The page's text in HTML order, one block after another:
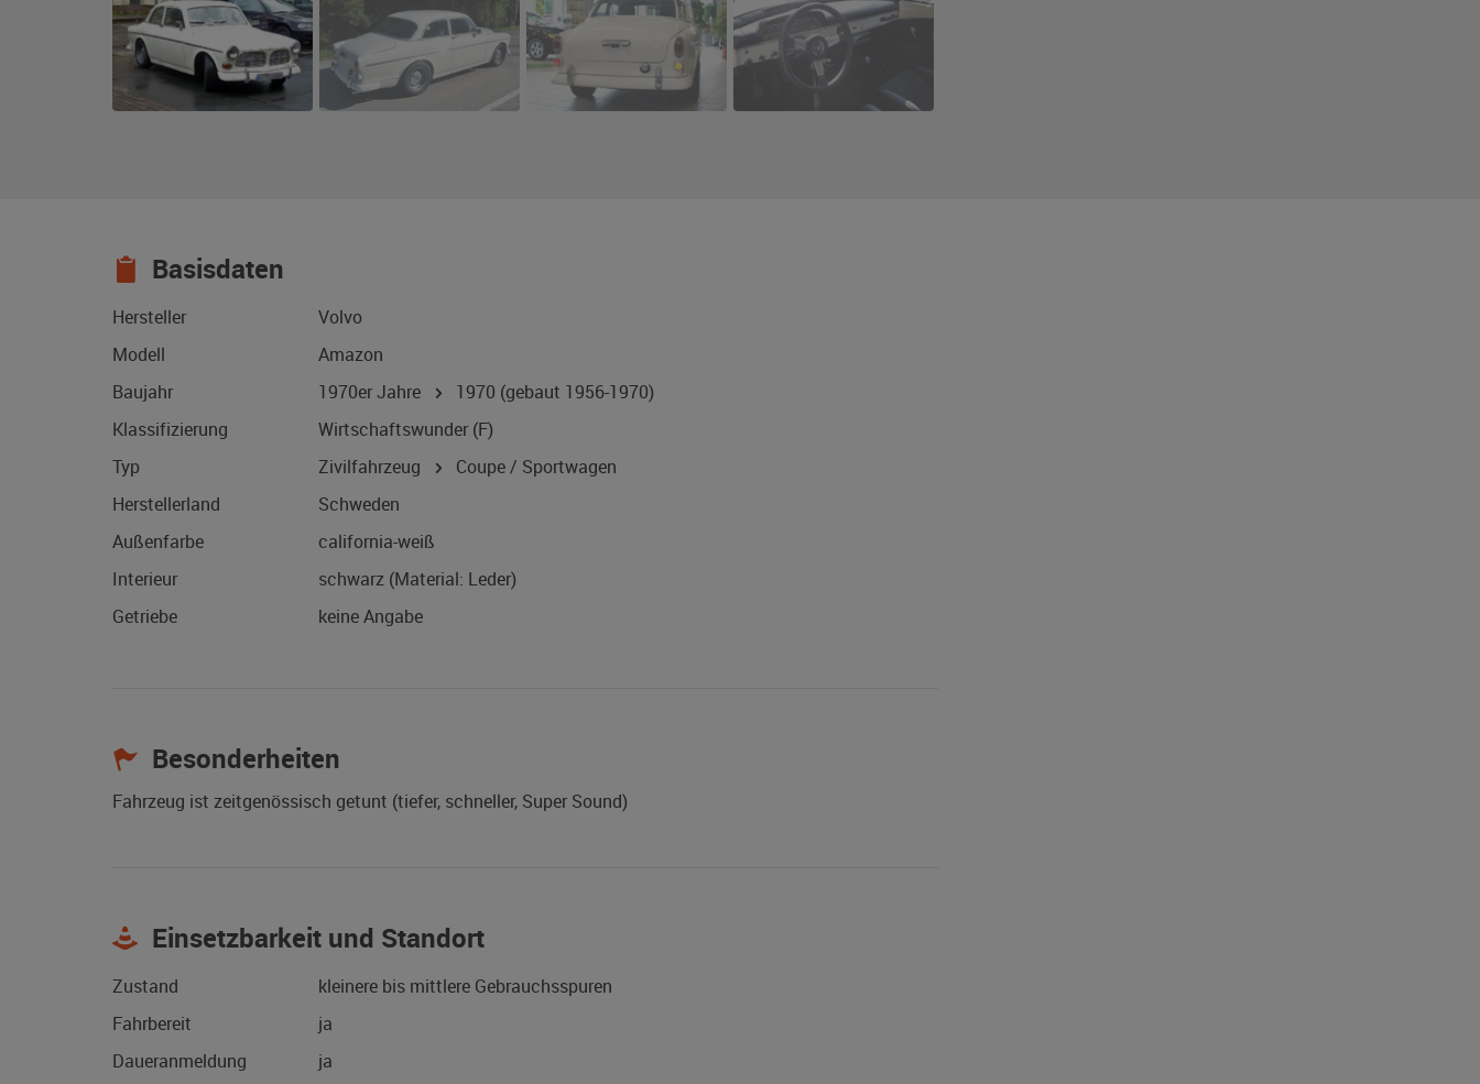
Basisdaten
Hersteller
Volvo
Modell
Amazon
Baujahr
1970er Jahre 1970 (gebaut 1956-1970)
Klassifizierung
Wirtschaftswunder (F)
Typ
Zivilfahrzeug
Coupe / Sportwagen
Herstellerland
Schweden
Außenfarbe
california-weiß
Interieur
schwarz (Material: Leder)
Getriebe
keine Angabe
Besonderheiten
Fahrzeug ist zeitgenössisch getunt (tiefer, schneller, Super Sound)
Einsetzbarkeit und Standort
Zustand
kleinere bis mittlere Gebrauchsspuren
Fahrbereit
ja
Daueranmeldung
ja